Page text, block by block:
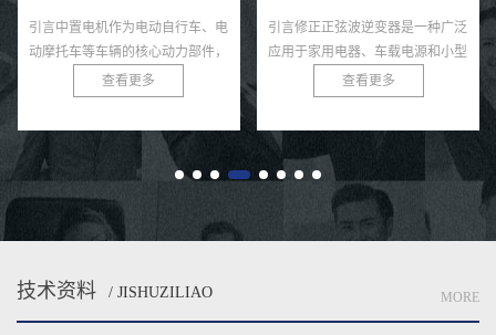
引言中置电机作为电动自行车、电
动摩托车等车辆的核心动力部件，
因其高效的动力传输和优化的重心
分布而备受青睐。在高性能应用场
查看更多
引言修正正弦波逆变器是一种广泛
应用于家用电器、车载电源和小型
太阳能系统中的电力转换设备，相
较于纯正弦波逆变器，其成本较低
求...
查看更多
技术资料 / JISHUZILIAO MORE